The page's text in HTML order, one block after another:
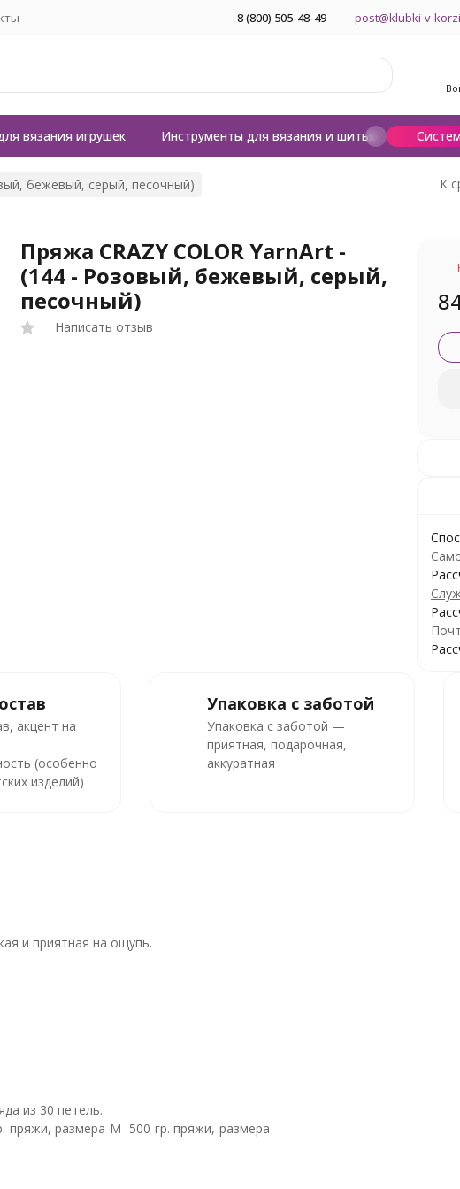
8 (800) 505-48-49 post@klubki-v-
вязания игрушек Инструменты для вязания и шитья Шерсть
бежевый, серый, песочный) К
Пряжа CRAZY COLOR YarnArt -
(144 - Розовый, бежевый, серый,
песочный)
Написать отзыв
акцент на
(особенно
изделий)
Упаковка с заботой
Упаковка с заботой —
приятная, подарочная,
аккуратная
и приятная на ощупь.
из 30 петель.
пряжи, размера М 500 гр. пряжи, размера